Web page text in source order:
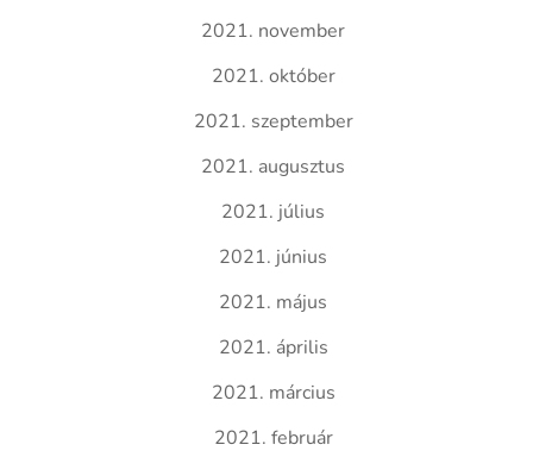
2021. november
2021. október
2021. szeptember
2021. augusztus
2021. július
2021. június
2021. május
2021. április
2021. március
2021. február